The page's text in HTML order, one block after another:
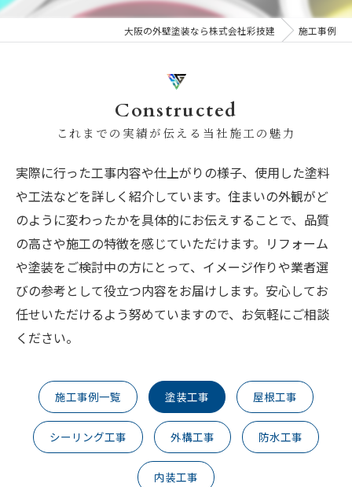
大阪の外壁塗装なら株式会社彩技建 施工事例
Constructed
これまでの実績が伝える当社施工の魅力
実際に行った工事内容や仕上がりの様子、使用した塗料
や工法などを詳しく紹介しています。住まいの外観がど
のように変わったかを具体的にお伝えすることで、品質
の高さや施工の特徴を感じていただけます。リフォーム
や塗装をご検討中の方にとって、イメージ作りや業者選
びの参考として役立つ内容をお届けします。安心してお
任せいただけるよう努めていますので、お気軽にご相談
ください。
施工事例一覧 塗装工事 屋根工事
シーリング工事 外構工事 防水工事
内装工事